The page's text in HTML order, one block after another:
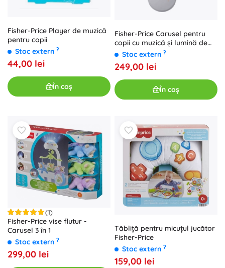
Fisher-Price Player de muzică
pentru copii
Stoc extern ?
44,00 lei
În coș
Fisher-Price Carusel pentru
copii cu muzică și lumină de
noapte
Stoc extern ?
249,00 lei
În coș
(1)
Fisher-Price vise flutur -
Carusel 3 în 1
Stoc extern ?
299,00 lei
Tăbliță pentru micuțul jucător
Fisher-Price
Stoc extern ?
159,00 lei